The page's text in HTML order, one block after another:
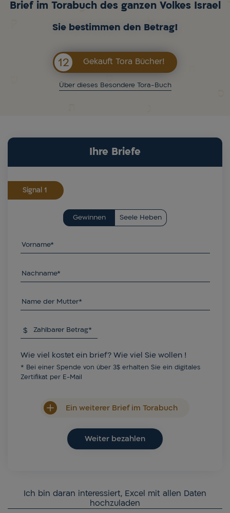
Brief im Torabuch des ganzen Volkes Israel
Sie bestimmen den Betrag!
12 Gekauft Tora Bücher!
Über dieses Besondere Tora-Buch
Ihre Briefe
Signal
Gewinnen Seele Heben
Vorname*
Nachname*
Name der Mutter*
Zahlbarer Betrag*
$
Wie viel kostet ein brief? Wie viel Sie wollen !
* Bei einer Spende von über 3$ erhalten Sie ein digitales
Zertifikat per E-Mail
Ein weiterer Brief im Torabuch
Weiter bezahlen
Ich bin daran interessiert, Excel mit allen Daten
hochzuladen